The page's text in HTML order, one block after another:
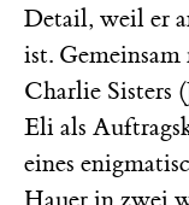
Detail, weil er
ist.
Charlie Sisters
Eli als
eines